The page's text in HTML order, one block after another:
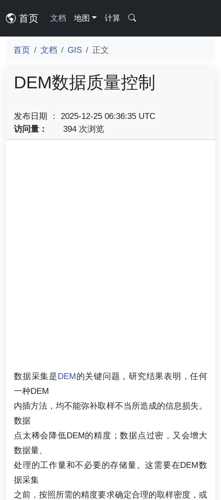
首页 文档 地图 计算
首页 文档 GIS 正文
DEM数据质量控制
发布日期 ： 2025-12-25 06:36:35 UTC
访问量：
394 次浏览
数据采集是DEM的关键问题，研究结果表明，任何
一种DEM
内插方法，均不能弥补取样不当所造成的信息损失。
数据
点太稀会降低DEM的精度；数据点过密，又会增大
数据量、
处理的工作量和不必要的存储量。这需要在DEM数
据采集
之前，按照所需的精度要求确定合理的取样密度，或